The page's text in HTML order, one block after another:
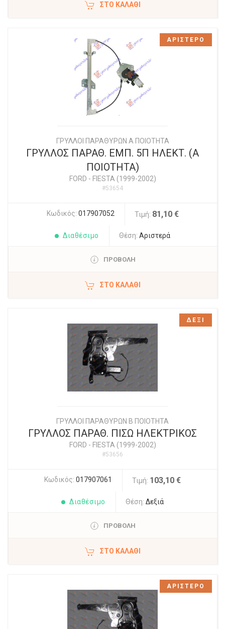
ΣΤΟ ΚΑΛΆΘΙ
ΓΡΥΛΛΟΙ ΠΑΡΑΘΥΡΩΝ Α ΠΟΙΟΤΗΤΑ
ΓΡΥΛΛΟΣ ΠΑΡΑΘ. ΕΜΠ. 5Π ΗΛΕΚΤ. (Α
ΠΟΙΟΤΗΤΑ)
FORD - FIESTA (1999-2002)
#53654
Κωδικός: 017907052 Τιμή: 81,10 €
Διαθέσιμο Θέση: Αριστερά
ΠΡΟΒΟΛΗ
ΣΤΟ ΚΑΛΆΘΙ
ΑΡΙΣΤΕΡΟ
ΓΡΥΛΛΟΙ ΠΑΡΑΘΥΡΩΝ Β ΠΟΙΟΤΗΤΑ
ΓΡΥΛΛΟΣ ΠΑΡΑΘ. ΠΙΣΩ ΗΛΕΚΤΡΙΚΟΣ
FORD - FIESTA (1999-2002)
#53656
Κωδικός: 017907061 Τιμή: 103,10 €
Διαθέσιμο Θέση: Δεξιά
ΠΡΟΒΟΛΗ
ΣΤΟ ΚΑΛΆΘΙ
ΔΕΞΙ
ΑΡΙΣΤΕΡΟ